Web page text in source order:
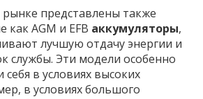
представлены также
как AGM и EFB аккумуляторы,
лучшую отдачу энергии и
службы. Эти модели особенно
в условиях высоких
в условиях большого